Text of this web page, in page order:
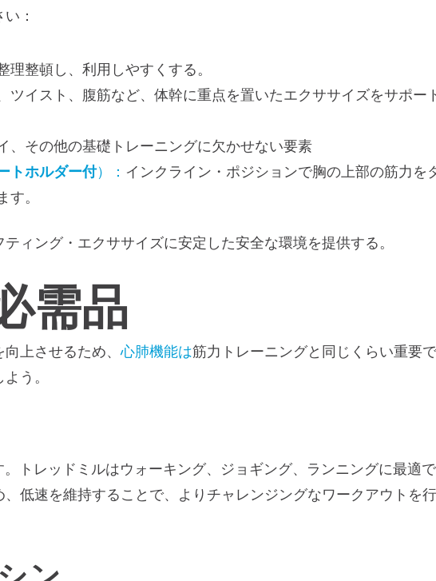
：
理整頓し、利用しやすくする。
ツイスト、腹筋など、体幹に重点を置いたエクササイズをサポー
、その他の基礎トレーニングに欠かせない要素
トホルダー付）： インクライン・ポジションで胸の上部の筋力を
。
ィング・エクササイズに安定した安全な環境を提供する。
需品
向上させるため、心肺機能は筋力トレーニングと同じくらい重要で
う。
トレッドミルはウォーキング、ジョギング、ランニングに最適で
低速を維持することで、よりチャレンジングなワークアウトを